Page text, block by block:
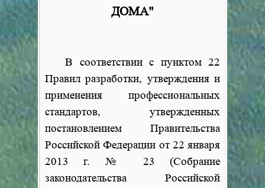
ДОМА"
В соответствии с пунктом 22
Правил разработки, утверждения и
применения профессиональных
стандартов, утвержденных
постановлением Правительства
Российской Федерации от 22 января
2013 г. №
23 (Собрание
законодательства Российской